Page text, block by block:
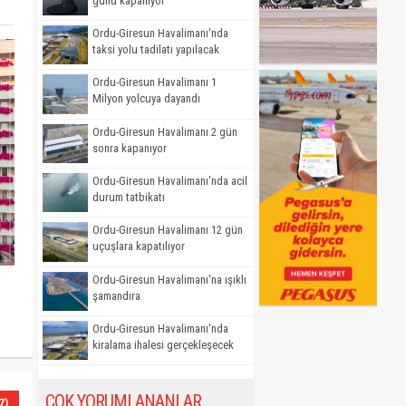
Ordu-Giresun Havalimanı'nda
taksi yolu tadilatı yapılacak
Ordu-Giresun Havalimanı 1
Milyon yolcuya dayandı
Ordu-Giresun Havalimanı 2 gün
sonra kapanıyor
Ordu-Giresun Havalimanı'nda acil
durum tatbikatı
Ordu-Giresun Havalimanı 12 gün
uçuşlara kapatılıyor
Ordu-Giresun Havalimanı'na ışıklı
şamandıra
Ordu-Giresun Havalimanı'nda
kiralama ihalesi gerçekleşecek